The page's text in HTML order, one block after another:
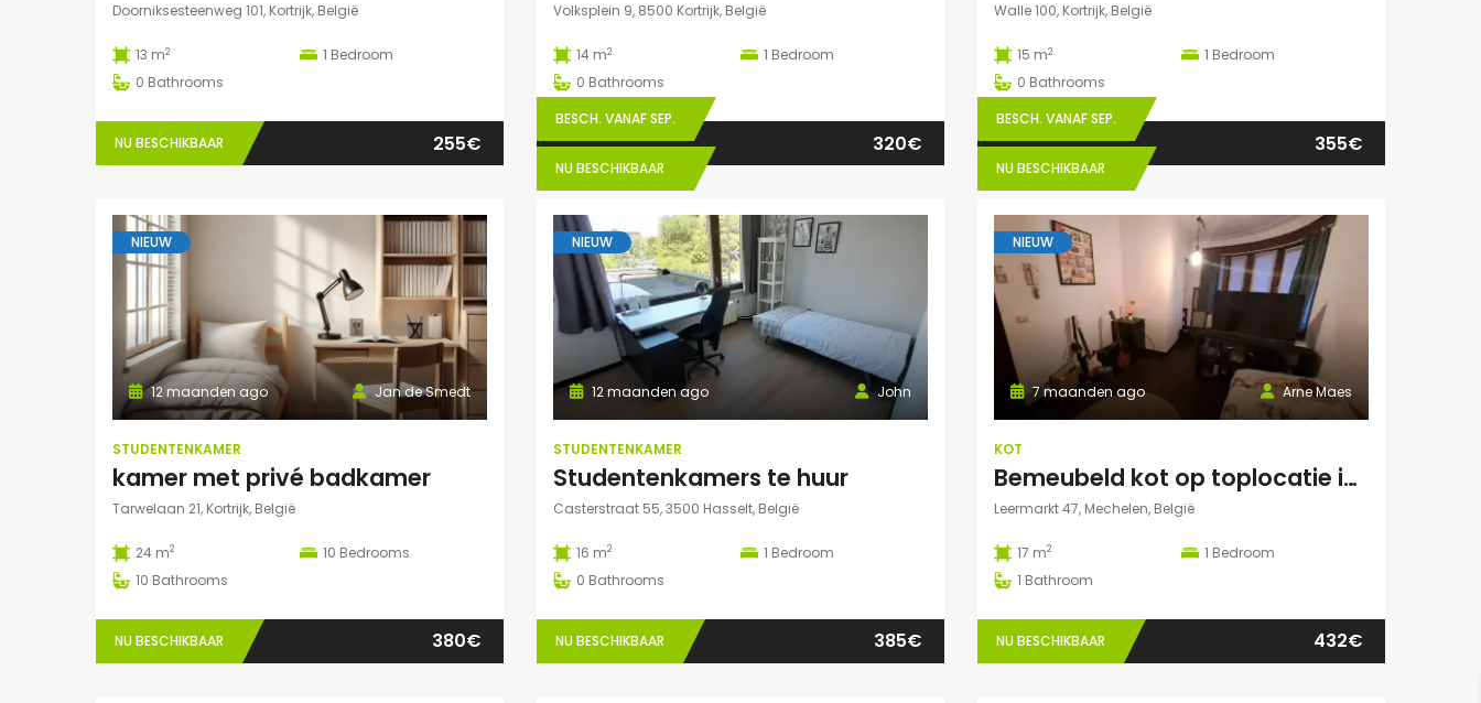
Doorniksesteenweg 101, Kortrijk, België
13 m2 1 Bedroom
0 Bathrooms
NU BESCHIKBAAR 255€
Volksplein 9, 8500 Kortrijk, België
14 m2 1 Bedroom
0 Bathrooms
BESCH. VANAF SEP.
NU BESCHIKBAAR
320€
Walle 100, Kortrijk, België
15 m2 1 Bedroom
0 Bathrooms
BESCH. VANAF SEP.
NU BESCHIKBAAR
355€
NIEUW
Jan de Smedt
12 maanden ago
STUDENTENKAMER
kamer met privé badkamer
Tarwelaan 21, Kortrijk, België
24 m2 10 Bedrooms
10 Bathrooms
NU BESCHIKBAAR 380€
NIEUW
John
12 maanden ago
STUDENTENKAMER
Studentenkamers te huur
Casterstraat 55, 3500 Hasselt, België
16 m2 1 Bedroom
0 Bathrooms
NU BESCHIKBAAR 385€
NIEUW
Arne Maes
7 maanden ago
KOT
Bemeubeld kot op toplocatie in centrum Mechelen met privédouche, dakterras en lavabo
Leermarkt 47, Mechelen, België
17 m2 1 Bedroom
1 Bathroom
NU BESCHIKBAAR 432€